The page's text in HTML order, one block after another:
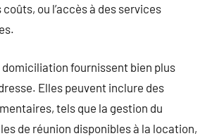
ou l’accès à des services
fournissent bien plus
Elles peuvent inclure des
tels que la gestion du
de réunion disponibles à la location,